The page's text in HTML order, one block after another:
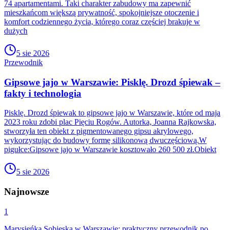
74 apartamentami. Taki charakter zabudowy ma zapewnić
mieszkańcom większą prywatność, spokojniejsze otoczenie i
komfort codziennego życia, którego coraz częściej brakuje w
dużych
5 sie 2026
Przewodnik
Gipsowe jajo w Warszawie: Pisklę. Drozd śpiewak –
fakty i technologia
Pisklę. Drozd śpiewak to gipsowe jajo w Warszawie, które od maja
2023 roku zdobi plac Pięciu Rogów. Autorka, Joanna Rajkowska,
stworzyła ten obiekt z pigmentowanego gipsu akrylowego,
wykorzystując do budowy formę silikonową dwuczęściową.W
pigułce:Gipsowe jajo w Warszawie kosztowało 260 500 zł.Obiekt
5 sie 2026
Najnowsze
1